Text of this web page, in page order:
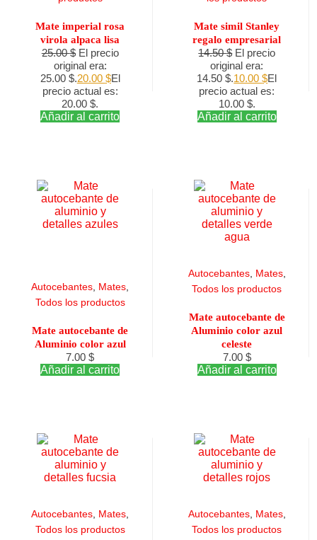
Mate imperial rosa
virola alpaca lisa
25.00$ El precio
original era:
25.00 $.20.00 $El
precio actual es:
20.00 $.
Añadir al carrito
Mate simil Stanley
regalo empresarial
14.50$ El precio
original era:
14.50 $.10.00$El
precio actual es:
10.00 $.
Añadir al carrito
Autocebantes Mates
Todos los productos
Mate autocebante de
Aluminio color azul
7.00$
Añadir al carrito
Autocebantes, Mates,
Todos los productos
Mate autocebante de
Aluminio color azul
celeste
7.00 $
Añadir al carrito
Autocebantes Mates
Todos los productos
Autocebantes, Mates,
Todos los productos